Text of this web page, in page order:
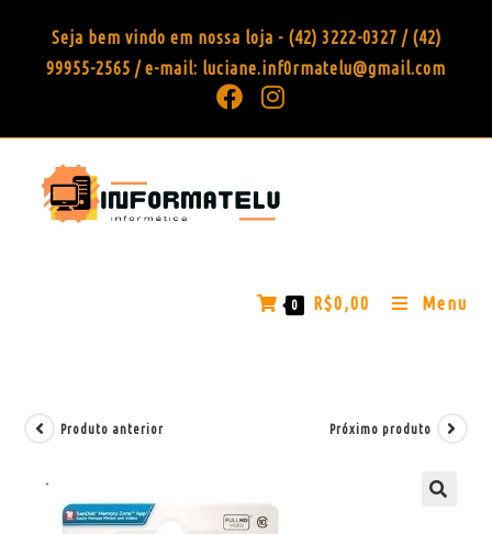
Seja bem vindo em nossa loja - (42) 3222-0327 / (42)
99955-2565 / e-mail: luciane.inf0rmatelu@gmail.com
0 R$0,00 Menu
Produto anterior Próximo produto